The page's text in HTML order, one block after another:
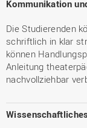
Kommunikation
Die Studierenden
schriftlich in klar
können
Anleitung
nachvollziehbar